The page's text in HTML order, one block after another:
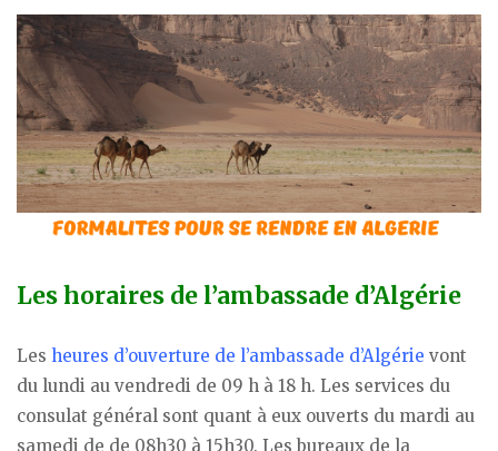
Les horaires de l’ambassade d’Algérie
Les heures d’ouverture de l’ambassade d’Algérie vont
du lundi au vendredi de 09 h à 18 h. Les services du
consulat général sont quant à eux ouverts du mardi au
samedi de de 08h30 à 15h30. Les bureaux de la